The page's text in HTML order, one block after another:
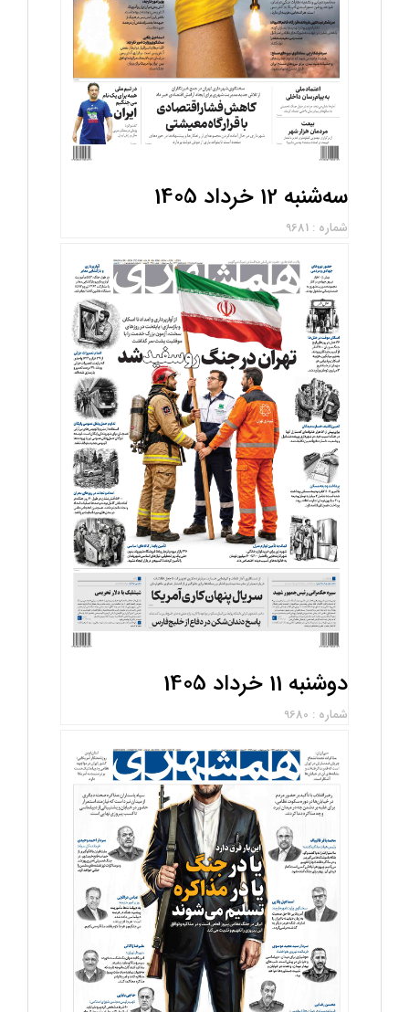
سه‌شنبه 12 خرداد 1405
شماره : 9681
دوشنبه 11 خرداد 1405
شماره : 9680